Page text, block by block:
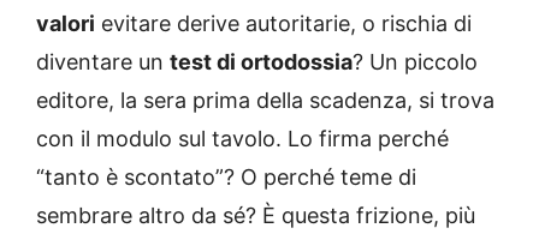
valori evitare derive autoritarie, o rischia di
diventare un test di ortodossia? Un piccolo
editore, la sera prima della scadenza, si trova
con il modulo sul tavolo. Lo firma perché
“tanto è scontato”? O perché teme di
sembrare altro da sé? È questa frizione, più